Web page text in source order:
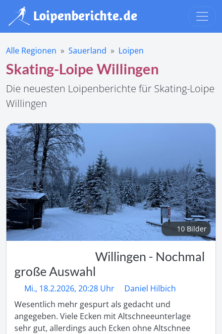
Alle Regionen Sauerland Loipen
Skating-Loipe Willingen
Die neuesten Loipenberichte für Skating-Loipe
Willingen
10 Bilder
Willingen - Nochmal
große Auswahl
Mi., 18.2.2026, 20:28 Uhr
Daniel Hilbich
Wesentlich mehr gespurt als gedacht und
angegeben. Viele Ecken mit Altschneeunterlage
sehr gut, allerdings auch Ecken ohne Altschnee